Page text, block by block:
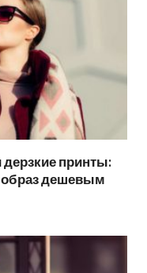
дерзкие принты:
дешевым